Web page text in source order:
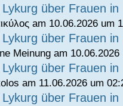
Lykurg über Frauen in
am 10.06.2026 um
Lykurg über Frauen in
Meinung am
Lykurg über Frauen in
am 11.06.2026 um
Lykurg über Frauen in